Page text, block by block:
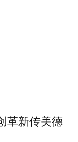
革新传美德